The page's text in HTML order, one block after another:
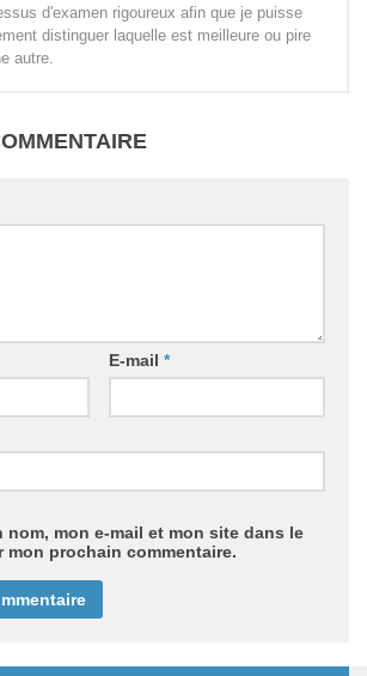
d'examen rigoureux afin que je puisse
distinguer laquelle est meilleure ou pire
autre.
E-mail *
nom, mon e-mail et mon site dans le
mon prochain commentaire.